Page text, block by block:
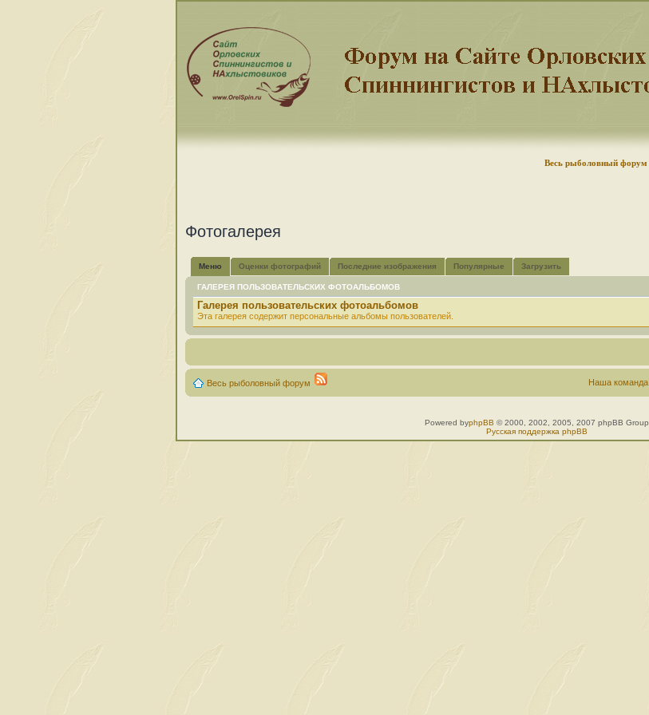
Весь рыболовный форум
Фотогалерея
Меню Оценки фотографий Последние изображения Популярные Загрузить
ГАЛЕРЕЯ ПОЛЬЗОВАТЕЛЬСКИХ ФОТОАЛЬБОМОВ
Галерея пользовательских фотоальбомов
Эта галерея содержит персональные альбомы пользователей.
Весь рыболовный форум Наша команда
Powered byphpBB © 2000, 2002, 2005, 2007 phpBB Group
Русская поддержка phpBB